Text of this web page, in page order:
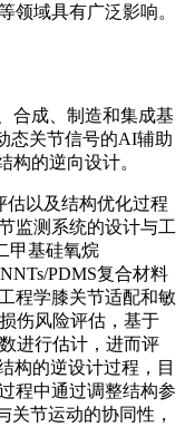
领域具有广泛影响。
合成、制造和集成基
态关节信号的AI辅助
构的逆向设计。
估以及结构优化过程
监测系统的设计与工
甲基硅氧烷
PDMS复合材料
程学膝关节适配和敏
伤风险评估，基于
进行估计，进而评
构的逆设计过程，目
程中通过调整结构参
关节运动的协同性，